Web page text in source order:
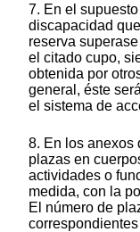
7. En el
discapacidad
reserva
el citado cupo,
obtenida por
general, éste
el sistema de
8. En los anexos
plazas en
actividades o
medida, con la
El número de